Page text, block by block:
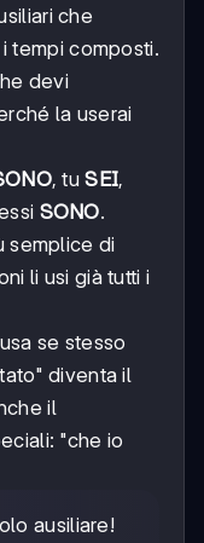
che
tempi composti.
devi
la userai
, tuSEI,
SONO.
semplice di
li usi già tutti i
se stesso
diventa il
il
"che io
ausiliare!